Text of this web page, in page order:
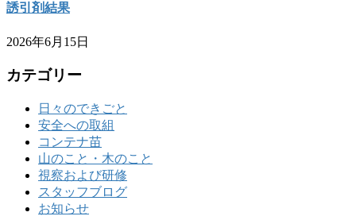
誘引剤結果
2026年6月15日
カテゴリー
日々のできごと
安全への取組
コンテナ苗
山のこと・木のこと
視察および研修
スタッフブログ
お知らせ